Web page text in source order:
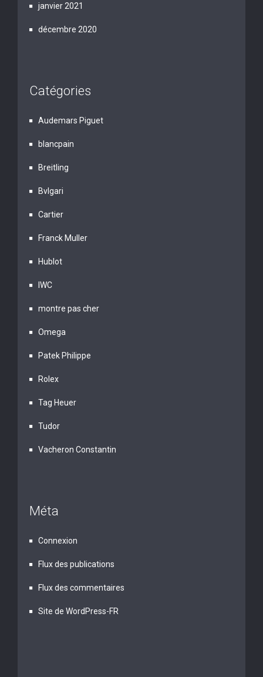
janvier 2021
décembre 2020
Catégories
Audemars Piguet
blancpain
Breitling
Bvlgari
Cartier
Franck Muller
Hublot
IWC
montre pas cher
Omega
Patek Philippe
Rolex
Tag Heuer
Tudor
Vacheron Constantin
Méta
Connexion
Flux des publications
Flux des commentaires
Site de WordPress-FR